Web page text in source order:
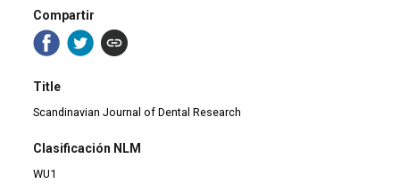
Compartir
Title
Scandinavian Journal of Dental Research
Clasificación NLM
WU1